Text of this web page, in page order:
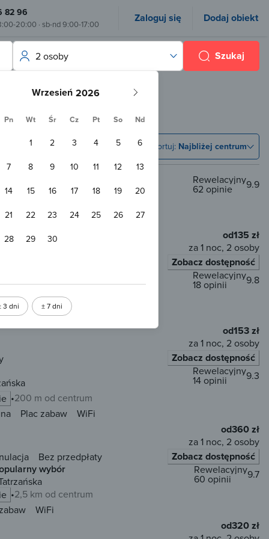
82 96
20:00 · sb-nd 9:00-17:00 Zaloguj się Dodaj obiekt
Wrzesień
Pn Wt Śr Cz Pt So Nd
1 2 3 4 5
6
7
8 9 10 11 12
13
14
15 16 17 18 19
20
21
22 23 24 25 26
27
28
29 30
3 dni ± 7 dni
2 osoby Szukaj
Sortuj: Najbliżej centrum
9.9
Rewelacyjny
62 opinie
od135 zł
za 1 noc, 2 osoby
Zobacz dostępność
1,3 km od centrum
9.8
Rewelacyjny
18 opinii
Przyjazny zwierzętom
od153 zł
za 1 noc, 2 osoby
Zobacz dostępność
200 m od centrum
9.3
Rewelacyjny
14 opinii
Plac zabaw
WiFi
Bez przedpłaty
od360 zł
za 1 noc, 2 osoby
Zobacz dostępność
wybór
2,5 km od centrum
9.7
Rewelacyjny
60 opinii
WiFi
od320 zł